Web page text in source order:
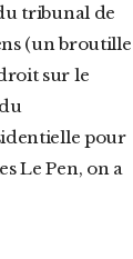
(un broutille
sur le
pour
Le Pen, on a